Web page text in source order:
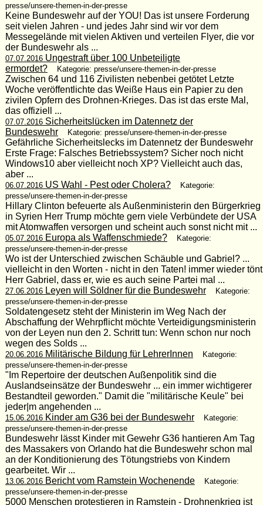
presse/unsere-themen-in-der-presse
Keine Bundeswehr auf der YOU! Das ist unsere Forderung
seit vielen Jahren - und jedes Jahr sind wir vor dem
Messegelände mit vielen Aktiven und verteilen Flyer, die vor
der Bundeswehr als ...
07.07.2016Ungestraft über 100 Unbeteiligte
ermordet?
Kategorie: presse/unsere-themen-in-der-presse
Zwischen 64 und 116 Zivilisten nebenbei getötet Letzte
Woche veröffentlichte das Weiße Haus ein Papier zu den
zivilen Opfern des Drohnen-Krieges. Das ist das erste Mal,
das offiziell ...
07.07.2016Sicherheitslücken im Datennetz der
Bundeswehr
Kategorie: presse/unsere-themen-in-der-presse
Gefährliche Sicherheitslecks im Datennetz der Bundeswehr
Erste Frage: Falsches Betriebssystem? Sicher noch nicht
Windows10 aber vielleicht noch XP? Vielleicht auch das,
aber ...
06.07.2016US Wahl - Pest oder Cholera?
Kategorie:
presse/unsere-themen-in-der-presse
Hillary Clinton befeuerte als Außenministerin den Bürgerkrieg
in Syrien Herr Trump möchte gern viele Verbündete der USA
mit Atomwaffen versorgen und scheint auch sonst nicht mit ...
05.07.2016Europa als Waffenschmiede?
Kategorie:
presse/unsere-themen-in-der-presse
Wo ist der Unterschied zwischen Schäuble und Gabriel? ...
vielleicht in den Worten - nicht in den Taten! immer wieder tönt
Herr Gabriel, dass er, wie es auch seine Partei mal ...
27.06.2016Leyen will Söldner für die Bundeswehr
Kategorie:
presse/unsere-themen-in-der-presse
Soldatengesetz steht der Ministerin im Weg Nach der
Abschaffung der Wehrpflicht möchte Verteidigungsministerin
von der Leyen nun den 2. Schritt tun: Wenn schon nur noch
wegen des Solds ...
20.06.2016Militärische Bildung für LehrerInnen
Kategorie:
presse/unsere-themen-in-der-presse
"Im Repertoire der deutschen Außenpolitik sind die
Auslandseinsätze der Bundeswehr ... ein immer wichtigerer
Bestandteil geworden." Damit die "militärische Keule" bei
jeder|m angehenden ...
15.06.2016Kinder am G36 bei der Bundeswehr
Kategorie:
presse/unsere-themen-in-der-presse
Bundeswehr lässt Kinder mit Gewehr G36 hantieren Am Tag
des Massakers von Orlando hat die Bundeswehr schon mal
an der Konditionierung des Tötungstriebs von Kindern
gearbeitet. Wir ...
13.06.2016Bericht vom Ramstein Wochenende
Kategorie:
presse/unsere-themen-in-der-presse
5000 Menschen protestieren in Ramstein - Drohnenkrieg ist